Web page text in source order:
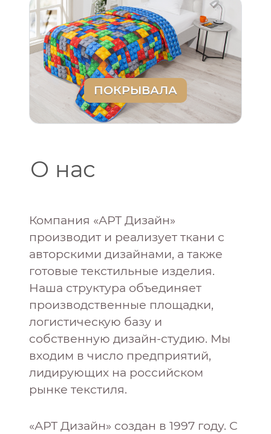
ПОКРЫВАЛА
О нас
Компания «АРТ Дизайн»
производит и реализует ткани с
авторскими дизайнами, а также
готовые текстильные изделия.
Наша структура объединяет
производственные площадки,
логистическую базу и
собственную дизайн-студию. Мы
входим в число предприятий,
лидирующих на российском
рынке текстиля.
«АРТ Дизайн» создан в 1997 году. С